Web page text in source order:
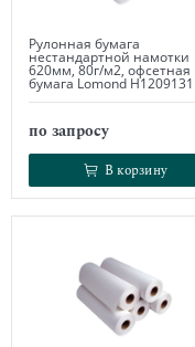
Рулонная бумага
нестандартной намотки
620мм, 80г/м2, офсетная
бумага Lomond Н1209131
по запросу
В корзину
В корзину